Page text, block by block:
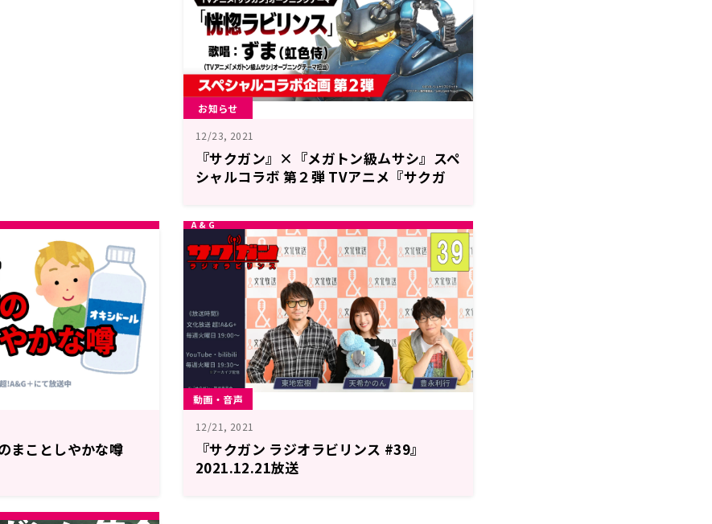
お知らせ
12/23, 2021
『サクガン』×『メガトン級ムサシ』スペ
シャルコラボ 第２弾 TVアニメ『サクガ
ル映像を大公開
まことしやかな噂
動画・音声
12/21, 2021
『サクガン ラジオラビリンス #39』
2021.12.21放送